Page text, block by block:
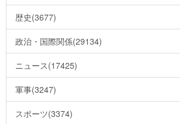
歴史(3677)
政治・国際関係(29134)
ニュース(17425)
軍事(3247)
スポーツ(3374)